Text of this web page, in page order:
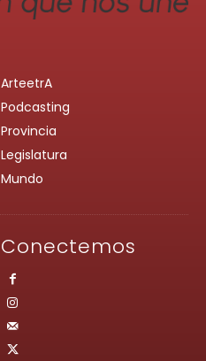
ArteetrA
Podcasting
Provincia
Legislatura
Mundo
Conectemos